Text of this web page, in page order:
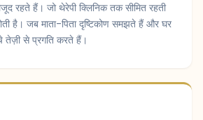
रहते हैं। जो थेरेपी क्लिनिक तक सीमित रहती
है। जब माता-पिता दृष्टिकोण समझते हैं और घर
तेज़ी से प्रगति करते हैं।